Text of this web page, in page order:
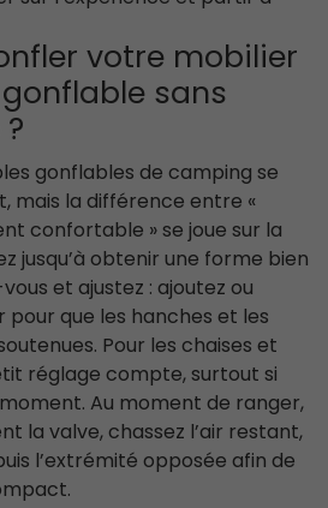
votre mobilier
sans
gonflables de camping se
mais la différence entre «
confortable » se joue sur la
jusqu’à obtenir une forme bien
et ajustez : ajoutez ou
pour que les hanches et les
Pour les chaises et
réglage compte, surtout si
Au moment de ranger,
la valve, chassez l’air restant,
l’extrémité opposée afin de